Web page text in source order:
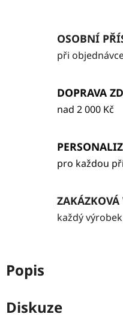
OSOBNÍ
při
DOPRAVA
nad 2 000 Kč
pro každou
ZAKÁZKOVÁ
každý
Popis
Diskuze